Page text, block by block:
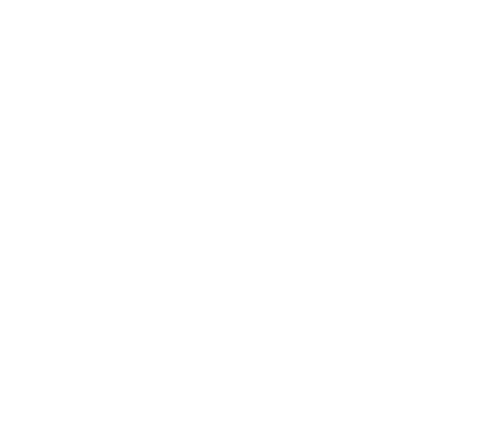
▪ WIFI, protocoles RFID (Radio Frequency
▪ LoRa (Long Range), LTE (Long Term Evolution),
▪ Fonctionnalités d’identification, de capture et
▪ Fonctionnalités d’inférence, de décision et de
Exemples de sécurisation